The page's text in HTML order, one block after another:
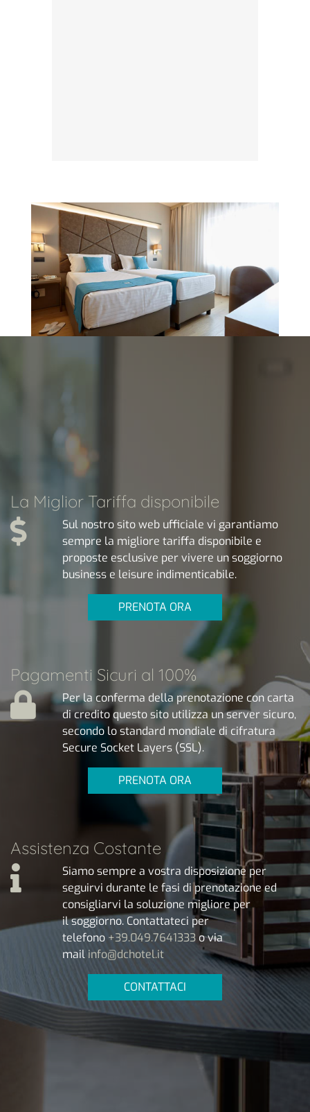
ambiente versatile: può essere
alles…
La Miglior Tariffa disponibile
Sul nostro sito web ufficiale vi garantiamo
sempre la migliore tariffa disponibile e
proposte esclusive per vivere un soggiorno
business e leisure indimenticabile.
PRENOTA ORA
Pagamenti Sicuri al 100%
Per la conferma della prenotazione con carta
di credito questo sito utilizza un server sicuro,
secondo lo standard mondiale di cifratura
Secure Socket Layers (SSL).
PRENOTA ORA
Assistenza Costante
Siamo sempre a vostra disposizione per
seguirvi durante le fasi di prenotazione ed
consigliarvi la soluzione migliore per
il soggiorno. Contattateci per
telefono +39.049.7641333o via
mail info@dchotel.it
CONTATTACI